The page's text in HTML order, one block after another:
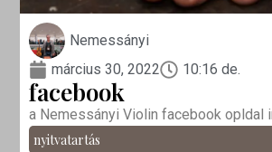
Nemessányi
március 30, 2022
10:16 de.
facebook
a Nemessányi Violin facebook opldal
nyitvatartás